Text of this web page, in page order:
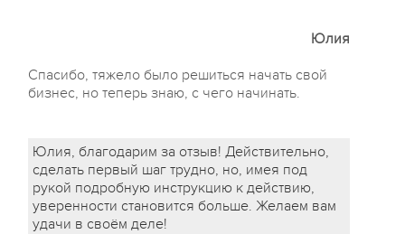
Юлия
Спасибо, тяжело было решиться начать свой
бизнес, но теперь знаю, с чего начинать.
Юлия, благодарим за отзыв! Действительно,
сделать первый шаг трудно, но, имея под
рукой подробную инструкцию к действию,
уверенности становится больше. Желаем вам
удачи в своём деле!